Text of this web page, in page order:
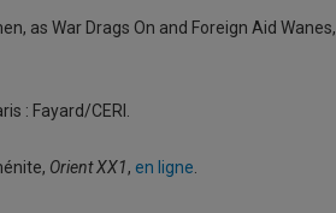
as War Drags On and Foreign Aid Wanes,
: Fayard/CERI.
Orient XX1, en ligne